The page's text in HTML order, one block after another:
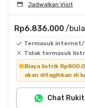
Jadwalkan Visit
Rp6.836.000 /
Termasuk internet/
Tidak termasuk
Biaya listrik
akan ditagihkan di
Chat